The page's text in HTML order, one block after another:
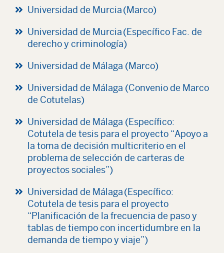
Universidad de Murcia (Marco)
Universidad de Murcia (Específico Fac. de
derecho y criminología)
Universidad de Málaga (Marco)
Universidad de Málaga (Convenio de Marco
de Cotutelas)
Universidad de Málaga (Específico:
Cotutela de tesis para el proyecto “Apoyo a
la toma de decisión multicriterio en el
problema de selección de carteras de
proyectos sociales”)
Universidad de Málaga (Específico:
Cotutela de tesis para el proyecto
“Planificación de la frecuencia de paso y
tablas de tiempo con incertidumbre en la
demanda de tiempo y viaje”)